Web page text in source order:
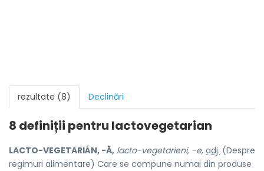
rezultate (8) Declinări
8 definiții pentru lactovegetarian
LACTO-VEGETARIÁN, -Ă, lacto-vegetarieni, -e, adj. (Despre
regimuri alimentare) Care se compune numai din produse